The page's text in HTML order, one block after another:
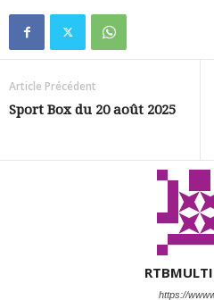
Article Précédent
Sport Box du 20 août 2025
https://